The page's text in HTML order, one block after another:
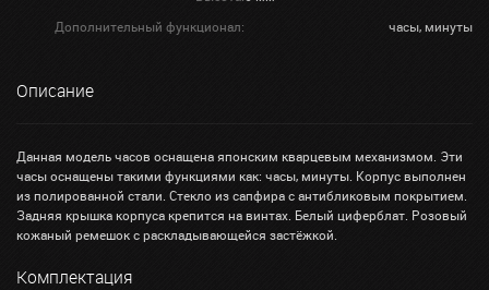
Дополнительный функционал:
часы, минуты
Описание
Данная модель часов оснащена японским кварцевым механизмом. Эти
часы оснащены такими функциями как: часы, минуты. Корпус выполнен
из полированной стали. Стекло из сапфира с антибликовым покрытием.
Задняя крышка корпуса крепится на винтах. Белый циферблат. Розовый
кожаный ремешок с раскладывающейся застёжкой.
Комплектация